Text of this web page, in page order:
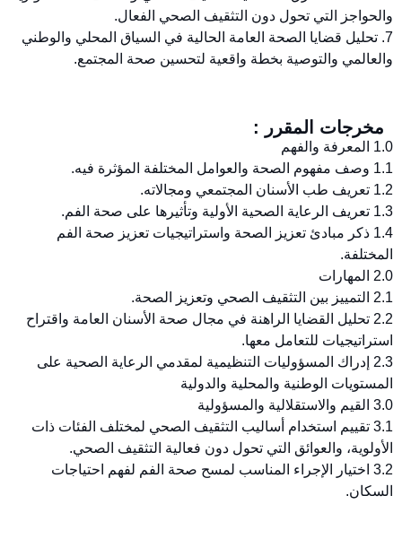
والحواجز التي تحول دون التثقيف الصحي الفعال.
7. تحليل قضايا الصحة العامة الحالية في السياق المحلي والوطني
والعالمي والتوصية بخطة واقعية لتحسين صحة المجتمع.
مخرجات المقرر :
1.0 المعرفة والفهم
1.1 وصف مفهوم الصحة والعوامل المختلفة المؤثرة فيه.
1.2 تعريف طب الأسنان المجتمعي ومجالاته.
1.3 تعريف الرعاية الصحية الأولية وتأثيرها على صحة الفم.
1.4 ذكر مبادئ تعزيز الصحة واستراتيجيات تعزيز صحة الفم
المختلفة.
2.0 المهارات
2.1 التمييز بين التثقيف الصحي وتعزيز الصحة.
2.2 تحليل القضايا الراهنة في مجال صحة الأسنان العامة واقتراح
استراتيجيات للتعامل معها.
2.3 إدراك المسؤوليات التنظيمية لمقدمي الرعاية الصحية على
المستويات الوطنية والمحلية والدولية
3.0 القيم والاستقلالية والمسؤولية
3.1 تقييم استخدام أساليب التثقيف الصحي لمختلف الفئات ذات
الأولوية، والعوائق التي تحول دون فعالية التثقيف الصحي.
3.2 اختيار الإجراء المناسب لمسح صحة الفم لفهم احتياجات
السكان.